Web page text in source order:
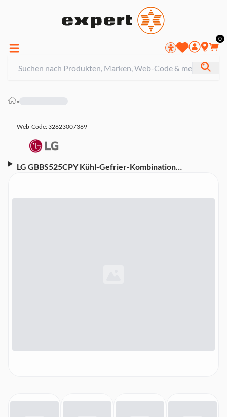
0
»
Web-Code: 32623007369
LG GBBS525CPY Kühl-Gefrier-Kombination
203 cm Höhe, Silber)